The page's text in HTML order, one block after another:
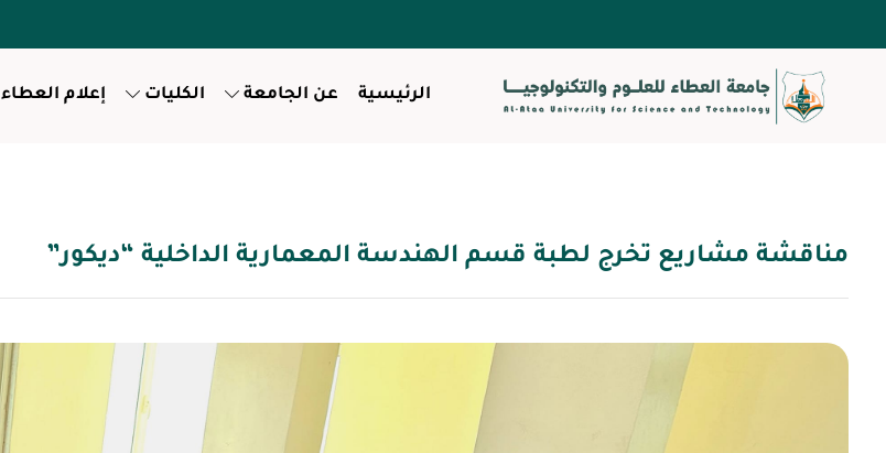
الرئيسية عن الجامعة الكليات إعلام العطاء
مناقشة مشاريع تخرج لطبة قسم الهندسة المعمارية الداخلية “ديكور”